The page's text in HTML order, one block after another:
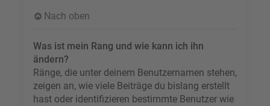
Nach oben
Was ist mein Rang und wie kann ich ihn
ändern?
Ränge, die unter deinem Benutzernamen stehen,
zeigen an, wie viele Beiträge du bislang erstellt
hast oder identifizieren bestimmte Benutzer wie